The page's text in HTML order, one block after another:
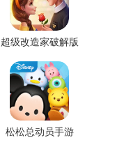
超级改造家破解版
松松总动员手游